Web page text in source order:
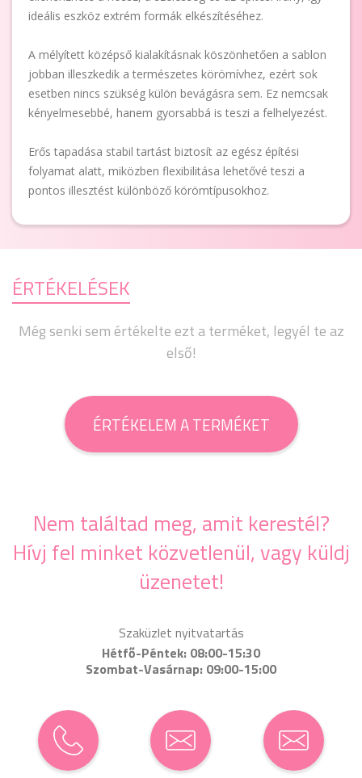
ideális eszköz extrém formák elkészítéséhez.
A mélyített középső kialakításnak köszönhetően a sablon
jobban illeszkedik a természetes körömívhez, ezért sok
esetben nincs szükség külön bevágásra sem. Ez nemcsak
kényelmesebbé, hanem gyorsabbá is teszi a felhelyezést.
Erős tapadása stabil tartást biztosít az egész építési
folyamat alatt, miközben flexibilitása lehetővé teszi a
pontos illesztést különböző körömtípusokhoz.
ÉRTÉKELÉSEK
Még senki sem értékelte ezt a terméket, legyél te az
első!
ÉRTÉKELEM A TERMÉKET
Nem találtad meg, amit kerestél?
Hívj fel minket közvetlenül, vagy küldj
üzenetet!
Szaküzlet nyitvatartás
Hétfő-Péntek: 08:00-15:30
Szombat-Vasárnap: 09:00-15:00